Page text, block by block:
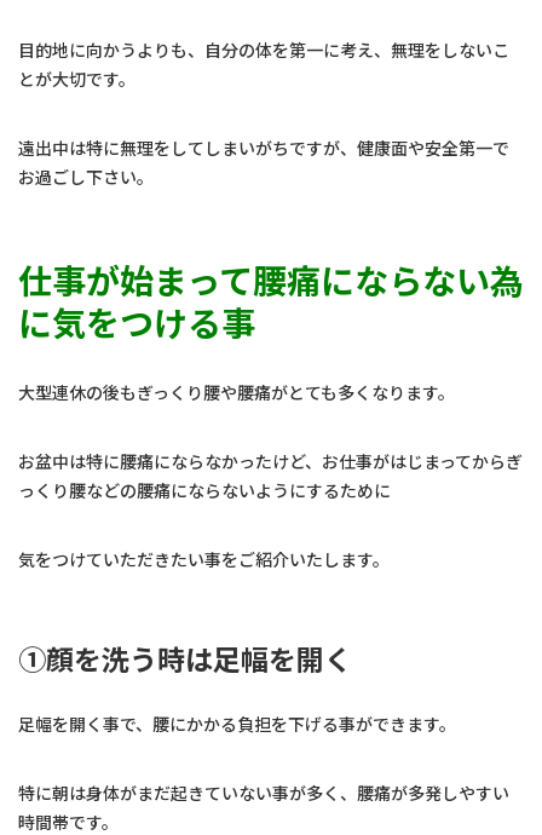
目的地に向かうよりも、自分の体を第一に考え、無理をしないこ
とが大切です。
遠出中は特に無理をしてしまいがちですが、健康面や安全第一で
お過ごし下さい。
仕事が始まって腰痛にならない為
に気をつける事
大型連休の後もぎっくり腰や腰痛がとても多くなります。
お盆中は特に腰痛にならなかったけど、お仕事がはじまってからぎ
っくり腰などの腰痛にならないようにするために
気をつけていただきたい事をご紹介いたします。
①顔を洗う時は足幅を開く
足幅を開く事で、腰にかかる負担を下げる事ができます。
特に朝は身体がまだ起きていない事が多く、腰痛が多発しやすい
時間帯です。